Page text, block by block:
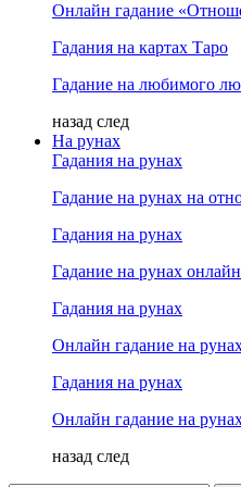
Онлайн гадание
Гадания на картах Таро
Гадание на любимого
назад след
На рунах
Гадания на рунах
Гадание на рунах на
Гадания на рунах
Гадание на рунах
Гадания на рунах
Онлайн гадание на
Гадания на рунах
Онлайн гадание на
назад след